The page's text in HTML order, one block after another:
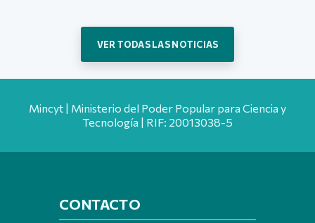
VER TODAS LAS NOTICIAS
Mincyt | Ministerio del Poder Popular para Ciencia y
Tecnología | RIF: 20013038-5
CONTACTO